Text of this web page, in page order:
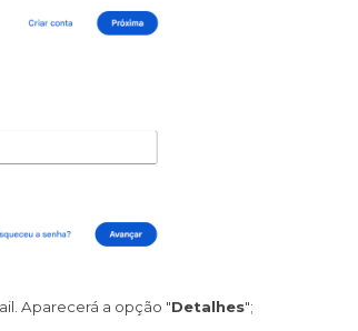
Aparecerá a opção "Detalhes";